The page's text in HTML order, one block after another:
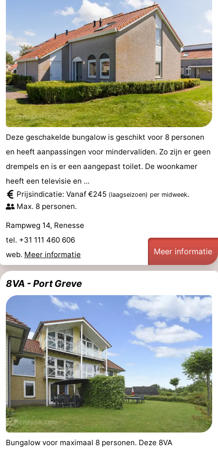
Deze geschakelde bungalow is geschikt voor 8 personen
en heeft aanpassingen voor mindervaliden. Zo zijn er geen
drempels en is er een aangepast toilet. De woonkamer
heeft een televisie en ...
Prijsindicatie: Vanaf €245 (laagseizoen) per midweek.
Max. 8 personen.
Rampweg 14, Renesse
tel. +31 111 460 606
web. Meer informatie Meer informatie
8VA - Port Greve
Bungalow voor maximaal 8 personen. Deze 8VA